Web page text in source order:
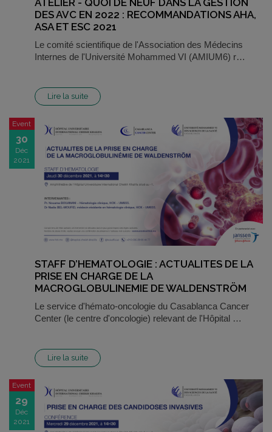
DES AVC EN 2022 : RECOMMANDATIONS AHA,
ASA ET ESC 2021
Le comité scientifique de l'Association des Médecins
Internes de l'Université Mohammed VI (AMIUM6) r…
Lire la suite
Event
30
Déc
2021
STAFF D’HEMATOLOGIE : ACTUALITES DE LA
PRISE EN CHARGE DE LA
MACROGLOBULINEMIE DE WALDENSTRÖM
Le service d'hémato-oncologie du Casablanca Cancer
Center (le centre d'oncologie) relevant de l'Hôpital …
Lire la suite
Event
29
Déc
2021